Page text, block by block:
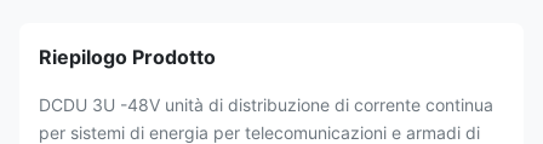
Riepilogo Prodotto
DCDU 3U -48V unità di distribuzione di corrente continua
per sistemi di energia per telecomunicazioni e armadi di